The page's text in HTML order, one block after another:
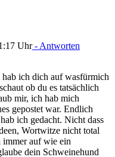
Uhr- Antworten
ich dich auf wasfürmich
ob du es tatsächlich
mir, ich hab mich
gepostet war. Endlich
ich gedacht. Nicht dass
Wortwitze nicht total
immer auf wie ein
dein Schweinehund